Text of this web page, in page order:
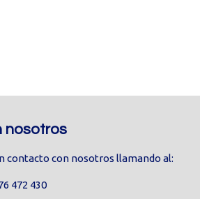
nosotros
contacto con nosotros llamando al:
472 430